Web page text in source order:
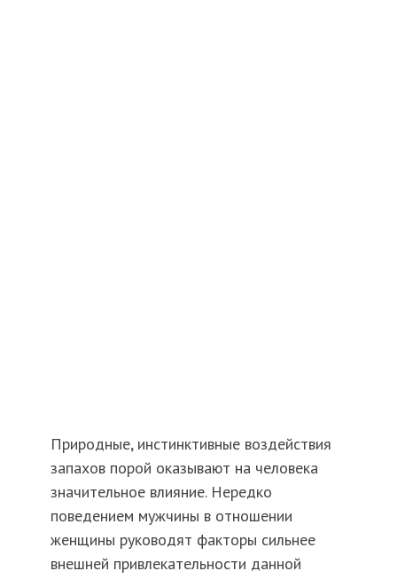
Природные, инстинктивные воздействия
запахов порой оказывают на человека
значительное влияние. Нередко
поведением мужчины в отношении
женщины руководят факторы сильнее
внешней привлекательности данной